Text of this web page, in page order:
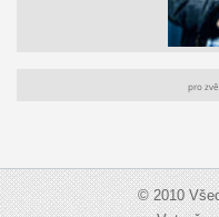
pro
© 2010